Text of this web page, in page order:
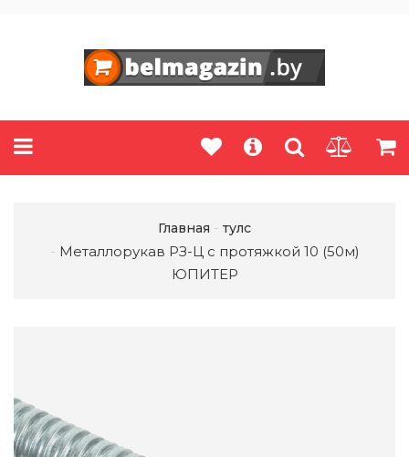
Главная тулс
Металлорукав РЗ-Ц с протяжкой 10 (50м)
ЮПИТЕР